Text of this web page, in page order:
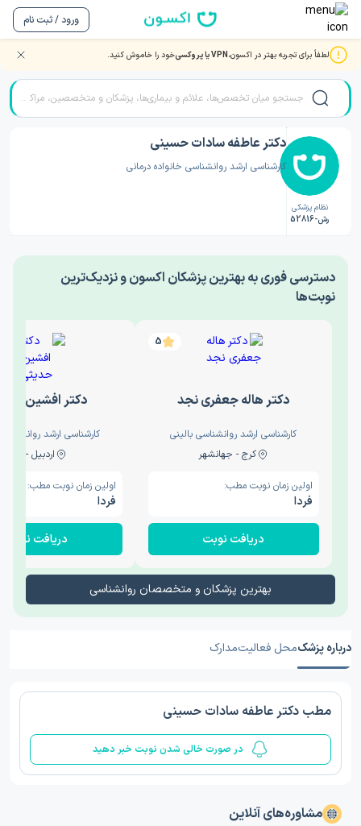
ورود / ثبت نام
لطفاً برای تجربه بهتر در اکسون،VPN یا پروکسی خود را خاموش کنید. صفحه اصلی/دکتر روانشناسی/دکتر عاطفه سادات حسینی
نظام پزشکی
رش-52816
دکتر عاطفه سادات حسینی
کارشناسی ارشد روانشناسی خانواده درمانی
‎دسترسی فوری به بهترین پزشکان اکسون و نزدیک‌ترین
نوبت‌ها
5
دکتر هاله جعفری نجد
کارشناسی ارشد روانشناسی بالینی
کرج - جهانشهر
اولین زمان نوبت مطب:
فردا
دریافت نوبت
دکتر افشین
کارشناسی ارشد
اردبیل - والی
اولین زمان نوبت مطب:
فردا
دریافت نوبت
بهترین پزشکان و متخصصان روانشناسی
درباره پزشکمحل فعالیتمدارک
مطب دکتر عاطفه سادات حسینی
در صورت خالی شدن نوبت خبر دهید
مشاوره‌های آنلاین